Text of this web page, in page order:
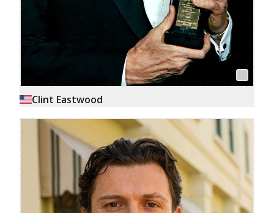
Clint Eastwood